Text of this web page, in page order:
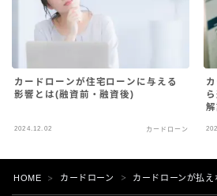
カードローンが住宅ローンに与える
影響とは(融資前・融資後)
2024.12.02 カードローン
HOME ＞ カードローン ＞ カードローンが払